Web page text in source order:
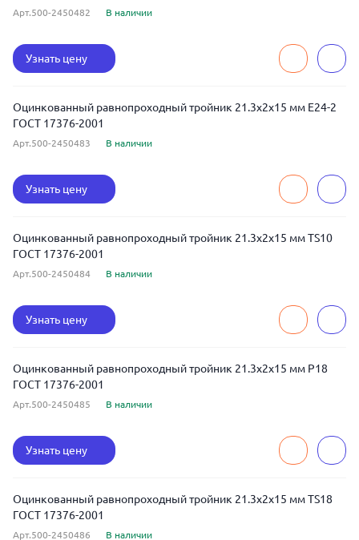
Арт.500-2450482 В наличии
Узнать цену
Оцинкованный равнопроходный тройник 21.3x2x15 мм Е24-2
ГОСТ 17376-2001
Арт.500-2450483 В наличии
Узнать цену
Оцинкованный равнопроходный тройник 21.3x2x15 мм TS10
ГОСТ 17376-2001
Арт.500-2450484 В наличии
Узнать цену
Оцинкованный равнопроходный тройник 21.3x2x15 мм Р18
ГОСТ 17376-2001
Арт.500-2450485 В наличии
Узнать цену
Оцинкованный равнопроходный тройник 21.3x2x15 мм TS18
ГОСТ 17376-2001
Арт.500-2450486 В наличии